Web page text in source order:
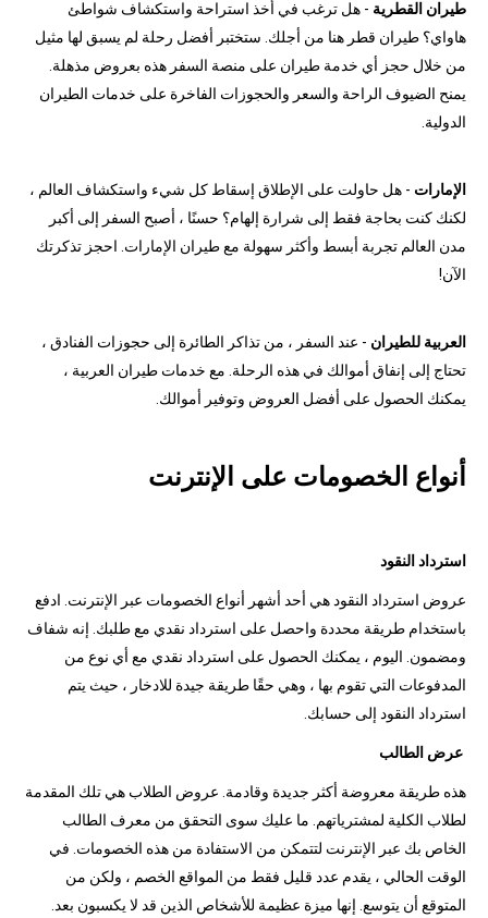
طيران القطرية - هل ترغب في أخذ استراحة واستكشاف شواطئ
هاواي؟ طيران قطر هنا من أجلك. ستختبر أفضل رحلة لم يسبق لها مثيل
من خلال حجز أي خدمة طيران على منصة السفر هذه بعروض مذهلة.
يمنح الضيوف الراحة والسعر والحجوزات الفاخرة على خدمات الطيران
الدولية.
الإمارات - هل حاولت على الإطلاق إسقاط كل شيء واستكشاف العالم ،
لكنك كنت بحاجة فقط إلى شرارة إلهام؟ حسنًا ، أصبح السفر إلى أكبر
مدن العالم تجربة أبسط وأكثر سهولة مع طيران الإمارات. احجز تذكرتك
الآن!
العربية للطيران - عند السفر ، من تذاكر الطائرة إلى حجوزات الفنادق ،
تحتاج إلى إنفاق أموالك في هذه الرحلة. مع خدمات طيران العربية ،
يمكنك الحصول على أفضل العروض وتوفير أموالك.
أنواع الخصومات على الإنترنت
استرداد النقود
عروض استرداد النقود هي أحد أشهر أنواع الخصومات عبر الإنترنت. ادفع
باستخدام طريقة محددة واحصل على استرداد نقدي مع طلبك. إنه شفاف
ومضمون. اليوم ، يمكنك الحصول على استرداد نقدي مع أي نوع من
المدفوعات التي تقوم بها ، وهي حقًا طريقة جيدة للادخار ، حيث يتم
استرداد النقود إلى حسابك.
عرض الطالب
هذه طريقة معروضة أكثر جديدة وقادمة. عروض الطلاب هي تلك المقدمة
لطلاب الكلية لمشترياتهم. ما عليك سوى التحقق من معرف الطالب
الخاص بك عبر الإنترنت لتتمكن من الاستفادة من هذه الخصومات. في
الوقت الحالي ، يقدم عدد قليل فقط من المواقع الخصم ، ولكن من
المتوقع أن يتوسع. إنها ميزة عظيمة للأشخاص الذين قد لا يكسبون بعد.